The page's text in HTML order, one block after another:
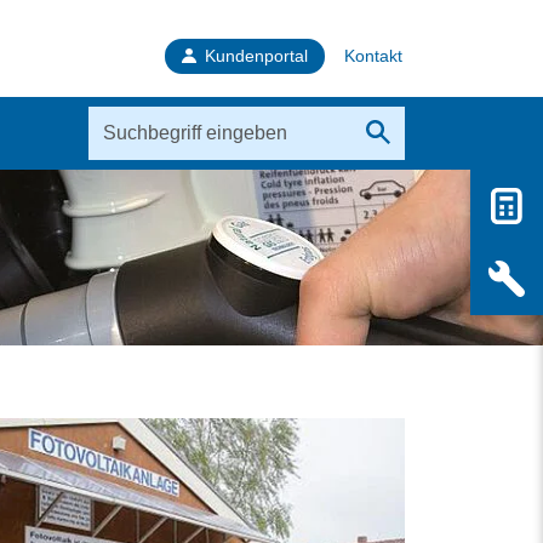
Kundenportal Kontakt
Haben Sie Fragen? Wir
Kontakt